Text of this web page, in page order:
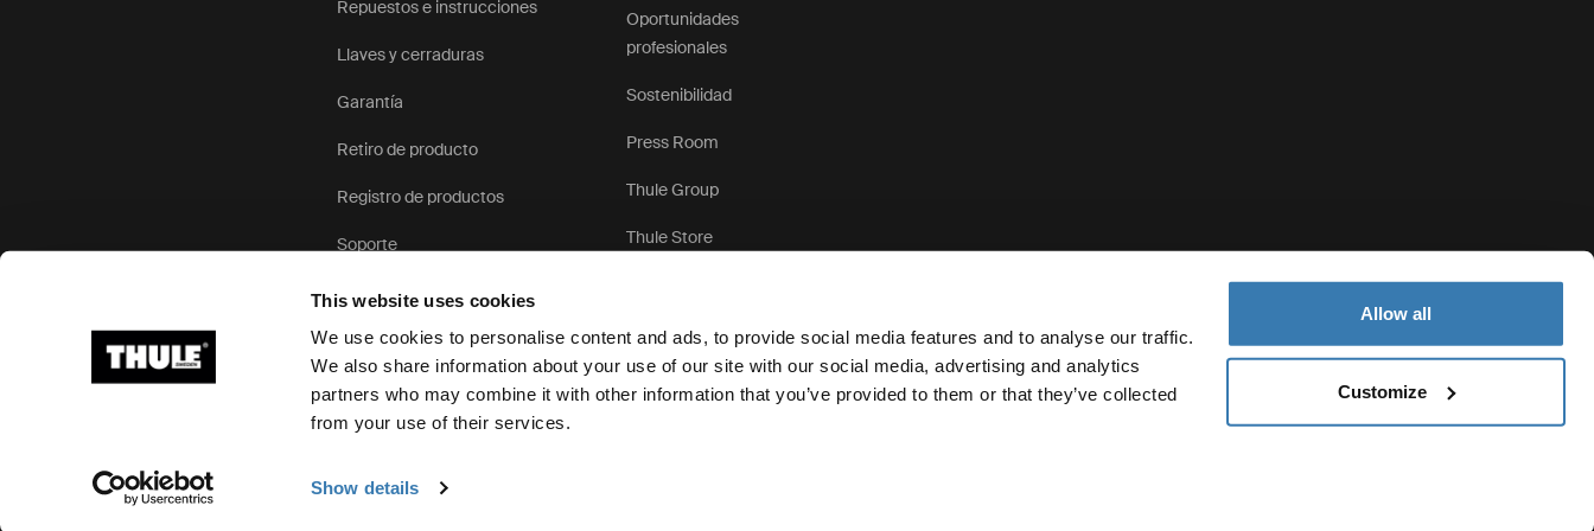
This website uses cookies
We use cookies to personalise content and ads, to provide social media features and to analyse our traffic.
We also share information about your use of our site with our social media, advertising and analytics
partners who may combine it with other information that you’ve provided to them or that they’ve collected
from your use of their services.
Show details
Allow all
Customize
Repuestos e instrucciones
Llaves y cerraduras
Garantía
Retiro de producto
Registro de productos
Soporte
Oportunidades
profesionales
Sostenibilidad
Press Room
Thule Group
Thule Store
Ⓒ 2026 Thule Group Todos los derechos reservados Aviso de privacidad Política de cookies Configuración de cookies Current market/